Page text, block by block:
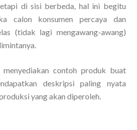
di sisi berbeda, hal ini begitu
calon konsumen percaya dan
(tidak lagi mengawang-awang)
contoh produk buat
deskripsi paling nyata
yang akan diperoleh.